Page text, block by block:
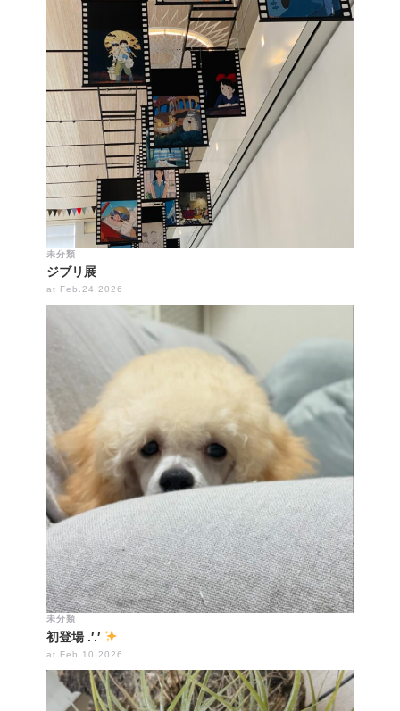
未分類
ジブリ展
at Feb.24.2026
未分類
初登場 .′.′
at Feb.10.2026